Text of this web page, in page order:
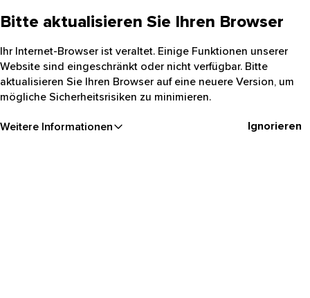
Bitte aktualisieren Sie Ihren Browser
Ihr Internet-Browser ist veraltet. Einige Funktionen unserer
Website sind eingeschränkt oder nicht verfügbar. Bitte
aktualisieren Sie Ihren Browser auf eine neuere Version, um
mögliche Sicherheitsrisiken zu minimieren.
Weitere Informationen Ignorieren